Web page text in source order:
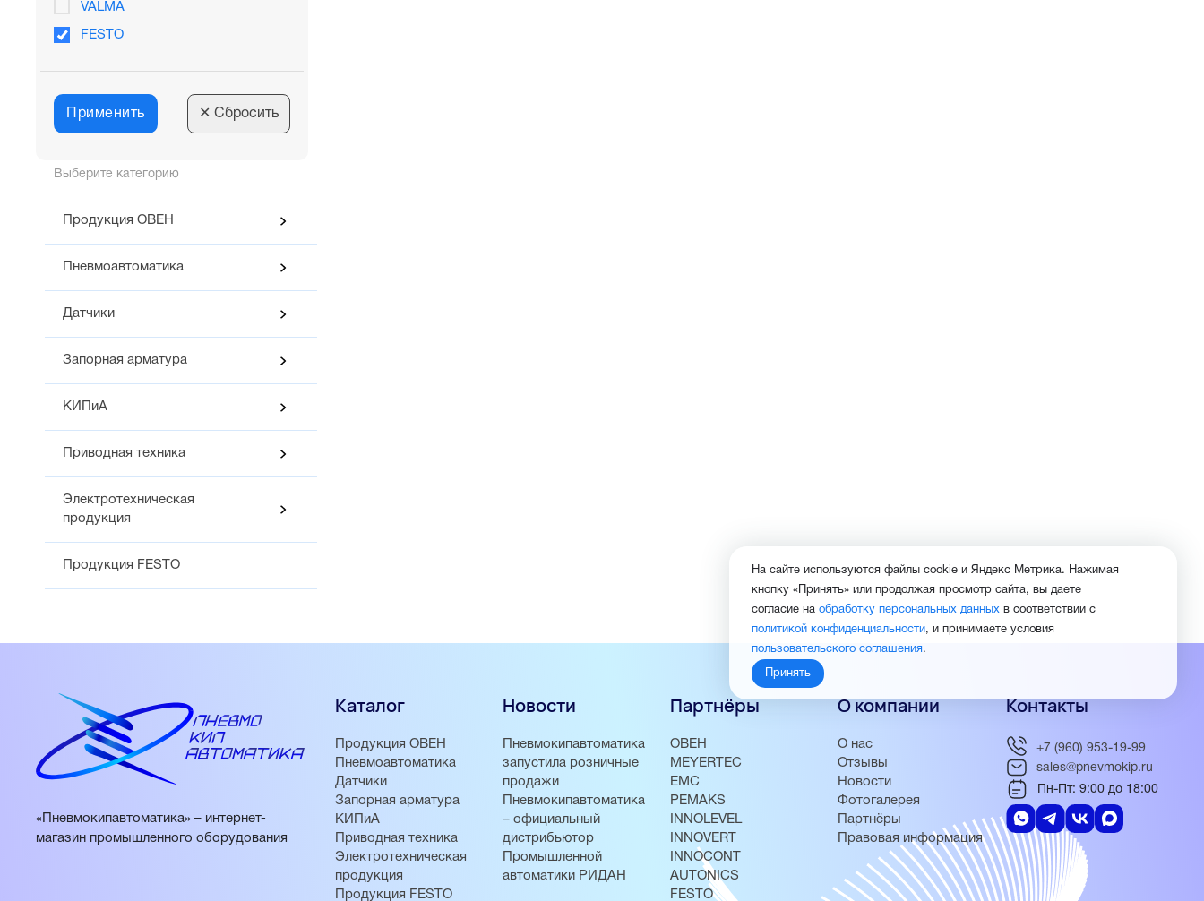
Выберите категорию
Продукция ОВЕН
Пневмоавтоматика
Датчики
Запорная арматура
КИПиА
Приводная техника
Электротехническая
продукция
Продукция FESTO
VALMA
FESTO
Применить ✕ Сбросить
«Пневмокипавтоматика» – интернет-
магазин промышленного оборудования
Каталог
Продукция ОВЕН
Пневмоавтоматика
Датчики
Запорная арматура
КИПиА
Приводная техника
Электротехническая
продукция
Продукция FESTO
Новости
Пневмокипавтоматика
запустила розничные
продажи
Пневмокипавтоматика
– официальный
дистрибьютор
Промышленной
автоматики РИДАН
Партнёры
ОВЕН
MEYERTEC
EMC
PEMAKS
INNOLEVEL
INNOVERT
INNOCONT
AUTONICS
FESTO
О компании
О нас
Отзывы
Новости
Фотогалерея
Партнёры
Правовая информация
Контакты
+7 (960) 953-19-99
sales@pnevmokip.ru
Пн-Пт: 9:00 до 18:00
На сайте используются файлы cookie и Яндекс Метрика. Нажимая
кнопку «Принять» или продолжая просмотр сайта, вы даете
согласие на обработку персональных данных в соответствии с
политикой конфиденциальности, и принимаете условия
пользовательского соглашения.
Принять